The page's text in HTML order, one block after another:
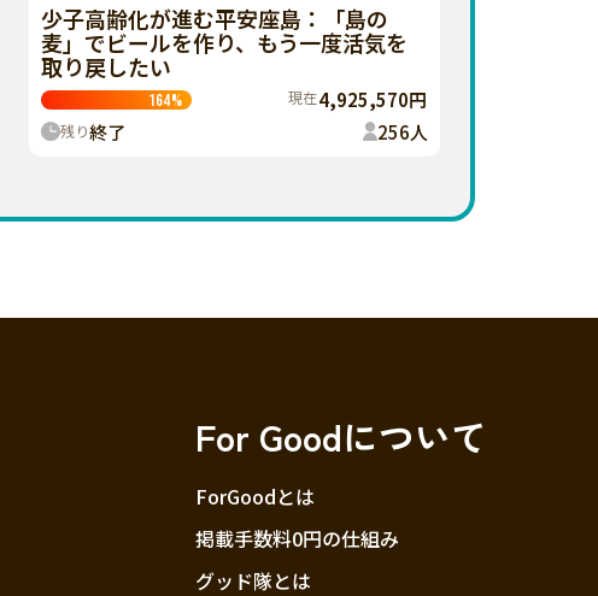
少子高齢化が進む平安座島：「島の
麦」でビールを作り、もう一度活気を
取り戻したい
164% 現在4,925,570円
残り終了 256人
For Goodについて
ForGoodとは
掲載手数料0円の仕組み
グッド隊とは